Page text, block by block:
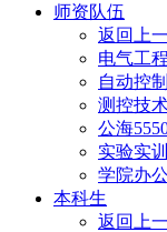
师资队伍
返回上
电气工
自动控
测控技
公海
实验实
学院办
本科生
返回上